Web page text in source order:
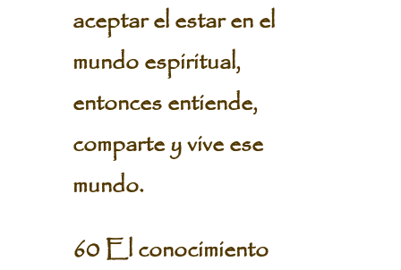
aceptar el estar en el
mundo espiritual,
entonces entiende,
comparte y vive ese
mundo.
60 El conocimiento